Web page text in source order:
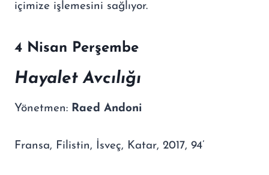
içimize işlemesini sağlıyor.
4 Nisan Perşembe
Hayalet Avcılığı
Yönetmen: Raed Andoni
Fransa, Filistin, İsveç, Katar, 2017, 94’